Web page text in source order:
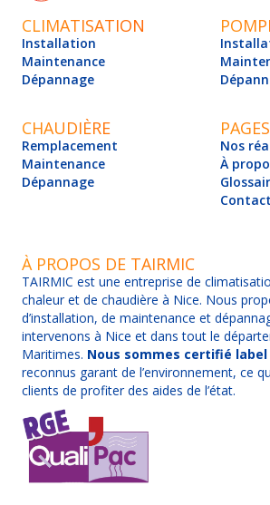
CLIMATISATION
Installation
Maintenance
Dépannage
CHAUDIÈRE
Remplacement
Maintenance
Dépannage
PAGES
Nos
À
Contact
À PROPOS DE TAIRMIC
TAIRMIC est une entreprise de
chaleur et de chaudière à Nice. Nous
d’installation, de maintenance et
intervenons à Nice et dans tout le
Maritimes. Nous sommes certifié label
reconnus garant de l’environnement, ce
clients de profiter des aides de l’état.